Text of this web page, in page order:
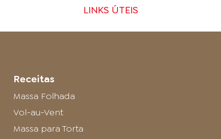
LINKS ÚTEIS
Receitas
Massa Folhada
Vol-au-Vent
Massa para Torta